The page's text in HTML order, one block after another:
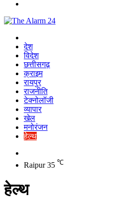
देश
विदेश
छत्तीसगढ़
क्राइम
रायपुर
राजनीति
टेक्नोलॉजी
व्यापार
खेल
मनोरंजन
हेल्थ
skin
Raipur 35 ℃
हेल्थ